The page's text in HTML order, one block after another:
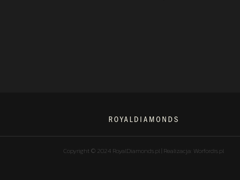
ROYALDIAMONDS
Copyright © 2024 RoyalDiamonds.pl | Realizacja: Worfordis.pl